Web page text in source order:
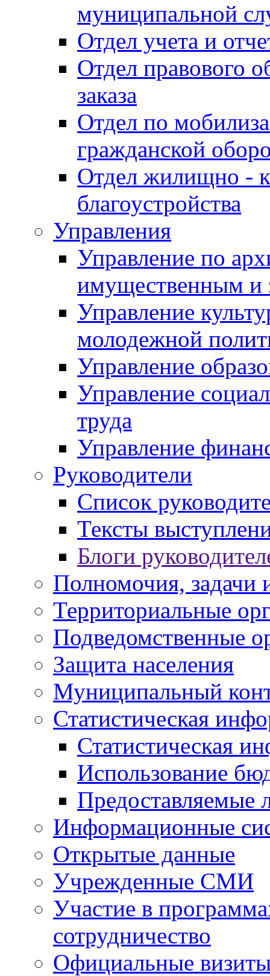
муниципальной
Отдел учета и
Отдел правового
заказа
Отдел по
гражданской
Отдел жилищно -
благоустройства
Управления
Управление по
имущественным и
Управление
молодежной
Управление
Управление
труда
Управление
Руководители
Список
Тексты
Блоги
Полномочия, задачи
Территориальные
Подведомственные
Защита населения
Муниципальный
Статистическая
Статистическая
Использование
Предоставляемые
Информационные
Открытые данные
Учрежденные СМИ
Участие в
сотрудничество
Официальные